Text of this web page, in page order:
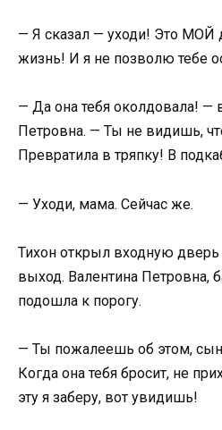
— Я сказал — уходи! Это
жизнь! И я не позволю тебе
— Да она тебя околдовала! —
Петровна. — Ты не видишь,
Превратила в тряпку! В
— Уходи, мама. Сейчас же.
Тихон открыл входную
выход. Валентина Петровна,
подошла к порогу.
— Ты пожалеешь об этом,
Когда она тебя бросит, не
эту я заберу, вот увидишь!